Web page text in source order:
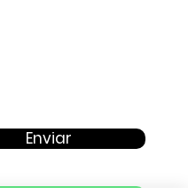
Enviar